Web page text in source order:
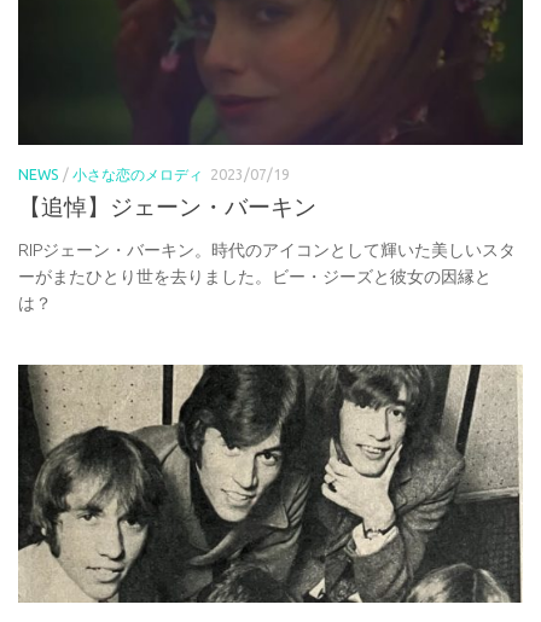
NEWS / 小さな恋のメロディ 2023/07/19
【追悼】ジェーン・バーキン
RIPジェーン・バーキン。時代のアイコンとして輝いた美しいスタ
ーがまたひとり世を去りました。ビー・ジーズと彼女の因縁と
は？